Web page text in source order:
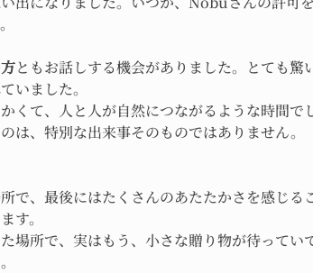
ともお話しする機会がありました。とても驚
いました。
くて、人と人が自然につながるような時間で
は、特別な出来事そのものではありません。
で、最後にはたくさんのあたたかさを感じる
す。
場所で、実はもう、小さな贈り物が待ってい